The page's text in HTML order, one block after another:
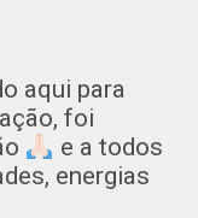
aqui para
foi
e a todos
energias